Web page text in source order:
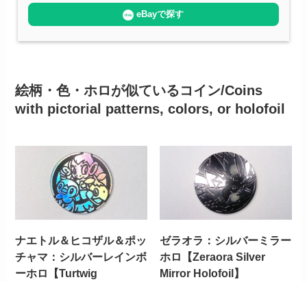
eBayで探す
絵柄・色・ホロが似ているコイン/Coins
with pictorial patterns, colors, or holofoil
ナエトル＆ヒコザル＆ポッ
チャマ：シルバーレインボ
ーホロ【Turtwig
ゼラオラ：シルバーミラー
ホロ【Zeraora Silver
Mirror Holofoil】